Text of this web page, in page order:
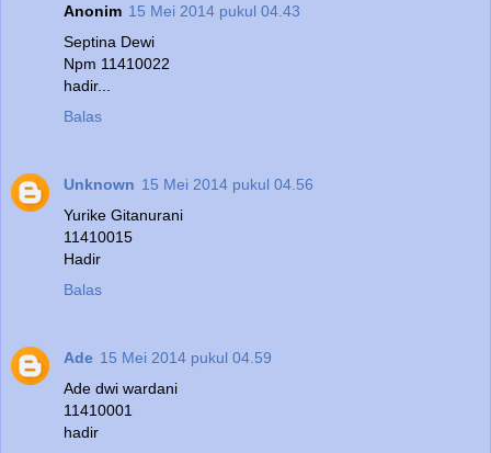
Anonim 15 Mei 2014 pukul 04.43
Septina Dewi
Npm 11410022
hadir...
Balas
Unknown 15 Mei 2014 pukul 04.56
Yurike Gitanurani
11410015
Hadir
Balas
Ade 15 Mei 2014 pukul 04.59
Ade dwi wardani
11410001
hadir